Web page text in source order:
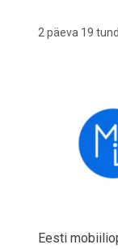
2 päeva 19
Eesti